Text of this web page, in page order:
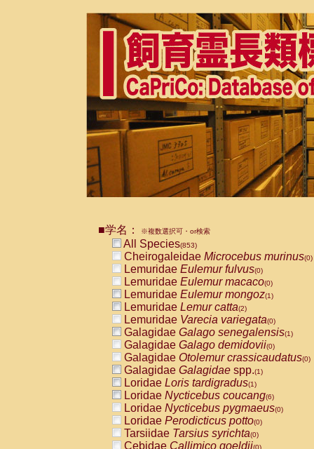
■学名： ※複数選択可・or検索
All Species(853)
Cheirogaleidae Microcebus murinus(0)
Lemuridae Eulemur fulvus(0)
Lemuridae Eulemur macaco(0)
Lemuridae Eulemur mongoz(1)
Lemuridae Lemur catta(2)
Lemuridae Varecia variegata(0)
Galagidae Galago senegalensis(1)
Galagidae Galago demidovii(0)
Galagidae Otolemur crassicaudatus(0)
Galagidae Galagidae spp.(1)
Loridae Loris tardigradus(1)
Loridae Nycticebus coucang(6)
Loridae Nycticebus pygmaeus(0)
Loridae Perodicticus potto(0)
Tarsiidae Tarsius syrichta(0)
Cebidae Callimico goeldii(0)